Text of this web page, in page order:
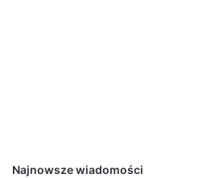
Najnowsze wiadomości